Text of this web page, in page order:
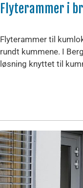
Flyterammer i
Flyterammer til
rundt kummene. I
løsning knyttet til